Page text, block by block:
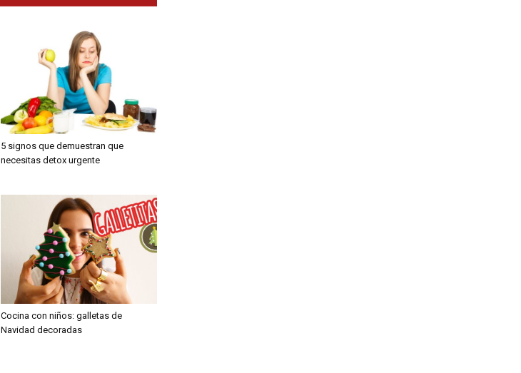
5 signos que demuestran que
necesitas detox urgente
Cocina con niños: galletas de
Navidad decoradas